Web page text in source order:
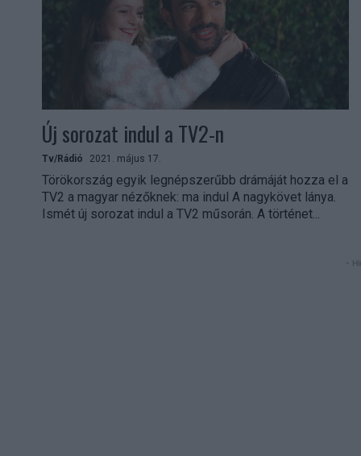
Új sorozat indul a TV2-n
Tv/Rádió 2021. május 17.
Törökország egyik legnépszerűbb drámáját hozza el a
TV2 a magyar nézőknek: ma indul A nagykövet lánya.
Ismét új sorozat indul a TV2 műsorán. A történet...
-